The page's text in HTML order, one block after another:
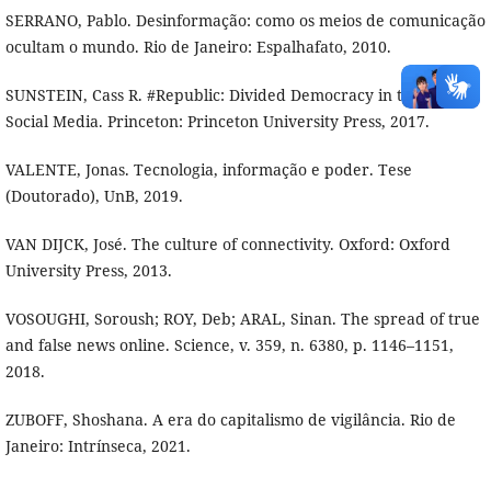
SERRANO, Pablo. Desinformação: como os meios de comunicação
ocultam o mundo. Rio de Janeiro: Espalhafato, 2010.
SUNSTEIN, Cass R. #Republic: Divided Democracy in the Age of
Social Media. Princeton: Princeton University Press, 2017.
VALENTE, Jonas. Tecnologia, informação e poder. Tese
(Doutorado), UnB, 2019.
VAN DIJCK, José. The culture of connectivity. Oxford: Oxford
University Press, 2013.
VOSOUGHI, Soroush; ROY, Deb; ARAL, Sinan. The spread of true
and false news online. Science, v. 359, n. 6380, p. 1146–1151,
2018.
ZUBOFF, Shoshana. A era do capitalismo de vigilância. Rio de
Janeiro: Intrínseca, 2021.